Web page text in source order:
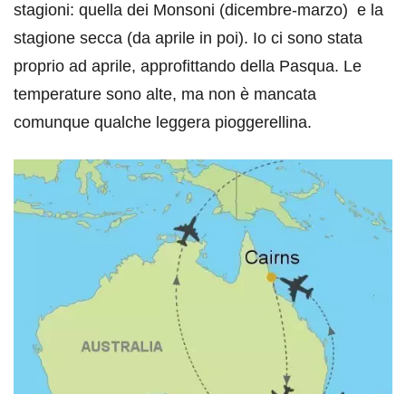
stagioni: quella dei Monsoni (dicembre-marzo) e la
stagione secca (da aprile in poi). Io ci sono stata
proprio ad aprile, approfittando della Pasqua. Le
temperature sono alte, ma non è mancata
comunque qualche leggera pioggerellina.